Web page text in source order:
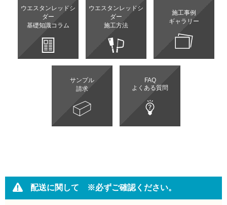
ウエスタンレッドシ
ダー
基礎知識コラム
ウエスタンレッドシ
ダー
施工方法
施工事例
ギャラリー
サンプル
請求
FAQ
よくある質問
配送に関して ※必ずご確認ください。